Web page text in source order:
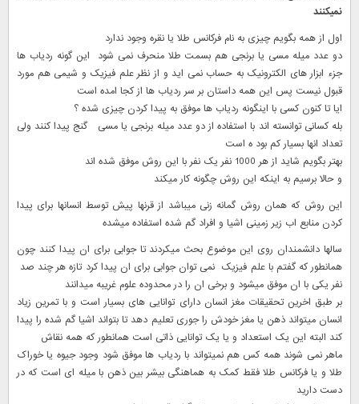
نمیکنند
اول از همه بگویم چیزی به نام فرکانس طلا یا نقره وجود ندارد
دو عدد میله مسی یا برنجی هم بسمت طلا منحرف نمی شود این گونه ردیاب ها
جزء ابزار های الکترونیک به حساب نمی اید و از نظر علم فیزیک و شیمی هم مورد
قبول نیست پس این همه داستان بر سر ردیاب ها از کجا امده است
ایا تا کنون کسی با اینگونه ردیاب ها موفق به پیدا کردن چیزی شده ؟
بله کسانی توانسته اند با استفاده از دو عدد میله برنجی یا مسی گنج پیدا کنند ولی
تعداد انها بسیار کم بود ه است
بهتر بگویم شاید از هر 1000 نفر یک نفر با این روش موفق شده اند
و حالا برسیم به اینکه این روش چگونه کار میکند
این روش که همان روش گمانه زنی میباشد از قرنها پیش توسط انسانها برای پیدا
کردن منابع اب زیر زمینی اشیا و افراد گم شده استفاده میشده
سالها دانشمندان روی این موضوع بحث میکردند تا جوابی برای ان پیدا کنند چون
همانطور که گفتم با علم فیزیک نمی توان جوابی برای ان پیدا کرد تازه هر چند صد
نفر یکی با ان موفق میشود و برخی ان را در محدوده علوم غریبه میدانند
بر طبق اخرین تحقیقات مغز انسان دارای توانایی های بسیار است و با تمرین زیاد
انسان میتواند ذهن یا مغز خودش را جوری تعلیم دهد تا بتواند اشیا گم شده را پیدا
کند البته این یک استعداد و یا یک توانایی ذاتی است همانطور که همه نقاش
ماهر نمی شوند همه کس هم نمیتواند با ردیاب ها موفق شود وجود جیوه یا خوراک
طلا و یا فرکانس طلا فقط کمک به هماهنگی بیشر بین ذهن با میله ای است که در
دست دارید